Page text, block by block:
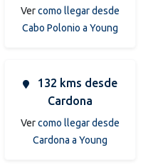
Vercomo llegar desde
Cabo Polonio a Young
132 kms desde
Cardona
Vercomo llegar desde
Cardona a Young